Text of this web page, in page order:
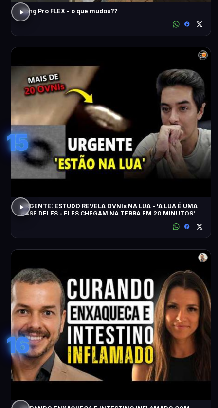
Song Pro FLEX - o que mudou??
15
URGENTE: ESTUDO REVELA OVNIs NA LUA - 'A LUA É UMA
BASE DELES - ELES CHEGAM NA TERRA EM 20 MINUTOS'
16